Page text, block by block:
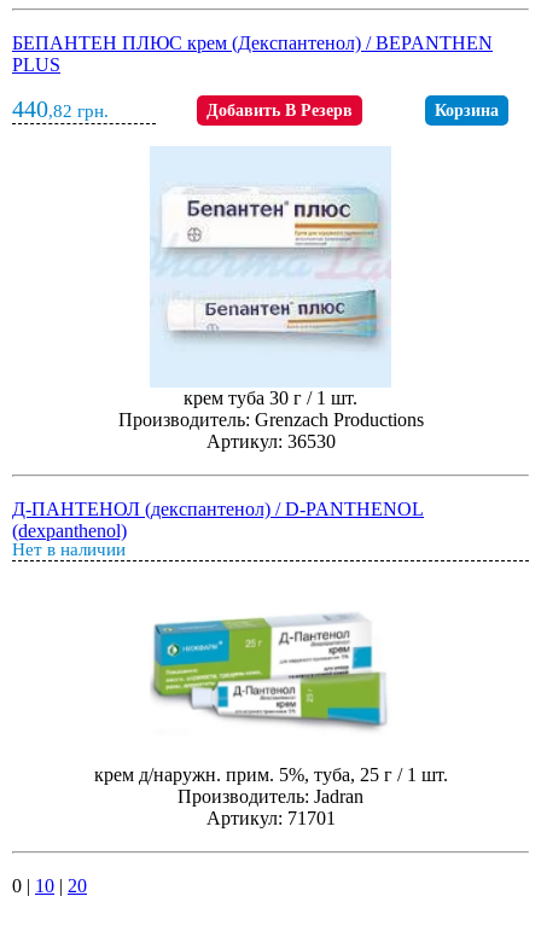
БЕПАНТЕН ПЛЮС крем (Декспантенол) / BEPANTHEN
PLUS
440,82 грн. Добавить В Резерв Корзина
крем туба 30 г / 1 шт.
Производитель: Grenzach Productions
Артикул: 36530
Д-ПАНТЕНОЛ (декспантенол) / D-PANTHENOL
(dexpanthenol)
Нет в наличии
крем д/наружн. прим. 5%, туба, 25 г / 1 шт.
Производитель: Jadran
Артикул: 71701
0 | 10 | 20